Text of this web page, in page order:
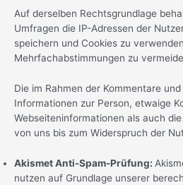
Auf derselben Rechtsgrundlage
Umfragen die IP-Adressen der
speichern und Cookies zu
Mehrfachabstimmungen zu
Die im Rahmen der Kommentare
Informationen zur Person, etwaige
Webseiteninformationen als auch
von uns bis zum Widerspruch der
Akismet Anti-Spam-Prüfung:
nutzen auf Grundlage unserer